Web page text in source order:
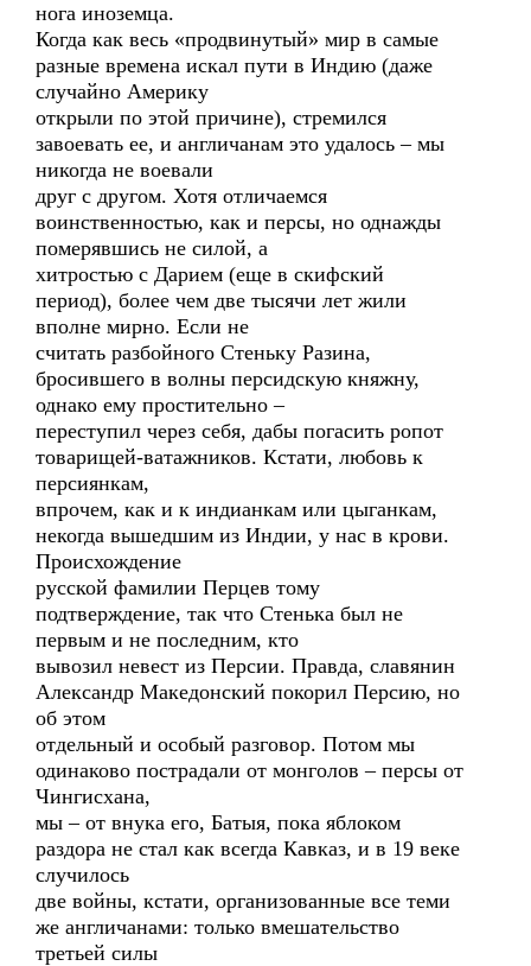
нога иноземца.
Когда как весь «продвинутый» мир в самые
разные времена искал пути в Индию (даже
случайно Америку
открыли по этой причине), стремился
завоевать ее, и англичанам это удалось – мы
никогда не воевали
друг с другом. Хотя отличаемся
воинственностью, как и персы, но однажды
померявшись не силой, а
хитростью с Дарием (еще в скифский
период), более чем две тысячи лет жили
вполне мирно. Если не
считать разбойного Стеньку Разина,
бросившего в волны персидскую княжну,
однако ему простительно –
переступил через себя, дабы погасить ропот
товарищей-ватажников. Кстати, любовь к
персиянкам,
впрочем, как и к индианкам или цыганкам,
некогда вышедшим из Индии, у нас в крови.
Происхождение
русской фамилии Перцев тому
подтверждение, так что Стенька был не
первым и не последним, кто
вывозил невест из Персии. Правда, славянин
Александр Македонский покорил Персию, но
об этом
отдельный и особый разговор. Потом мы
одинаково пострадали от монголов – персы от
Чингисхана,
мы – от внука его, Батыя, пока яблоком
раздора не стал как всегда Кавказ, и в 19 веке
случилось
две войны, кстати, организованные все теми
же англичанами: только вмешательство
третьей силы